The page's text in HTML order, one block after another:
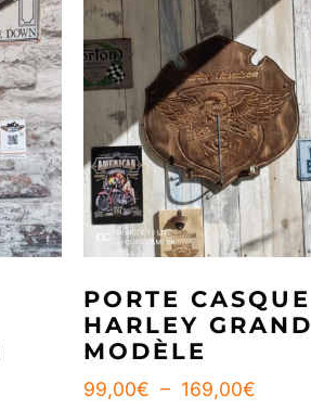
PORTE CASQUE
HARLEY GRAND
MODÈLE
99,00€ – 169,00€